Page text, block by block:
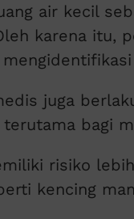
air kecil
karena itu,
juga
bagi
risiko
kencing